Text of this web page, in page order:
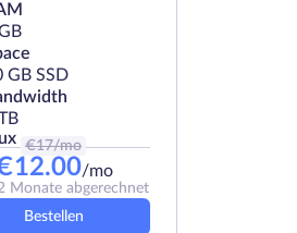
GB SSD
€17/mo
12.00/mo
Monate abgerechnet
Bestellen